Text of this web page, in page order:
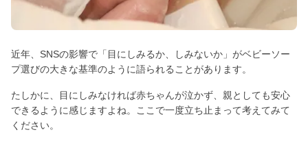
近年、SNSの影響で「目にしみるか、しみないか」がベビーソー
プ選びの大きな基準のように語られることがあります。
たしかに、目にしみなければ赤ちゃんが泣かず、親としても安心
できるように感じますよね。ここで一度立ち止まって考えてみて
ください。